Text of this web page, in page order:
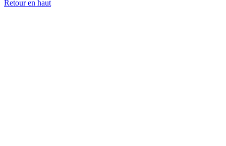
Retour en haut